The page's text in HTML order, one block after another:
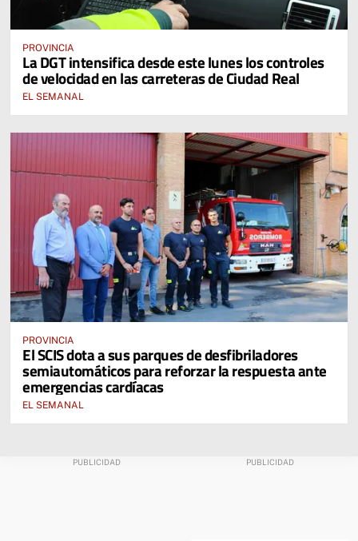
PROVINCIA
La DGT intensifica desde este lunes los controles
de velocidad en las carreteras de Ciudad Real
EL SEMANAL
PROVINCIA
El SCIS dota a sus parques de desfibriladores
semiautomáticos para reforzar la respuesta ante
emergencias cardíacas
EL SEMANAL